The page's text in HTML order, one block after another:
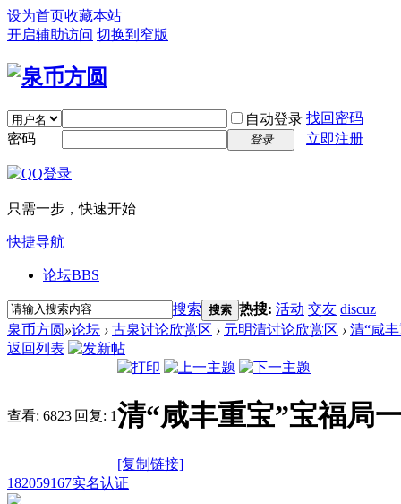
设为首页收藏本站
开启辅助访问 切换到窄版
自动登录 找回密码
密码
登录 立即注册
只需一步，快速开始
快捷导航
论坛BBS
搜索 搜索 热搜: 活动 交友 discuz
泉币方圆 »论坛 › 古泉讨论欣赏区 › 元明清讨论欣赏区 › 清“咸
返回列表
查看: 6823|回复: 1清“咸丰重宝”宝福局
[复制链接]
182059167实名认证